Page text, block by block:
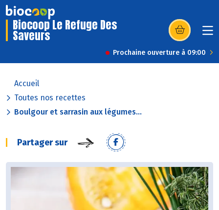
Biocoop Le Refuge Des
Saveurs (s’ouvre dans
Prochaine ouverture à 09:00
Accueil
Toutes nos recettes
Boulgour et sarrasin aux légumes...
Partager sur